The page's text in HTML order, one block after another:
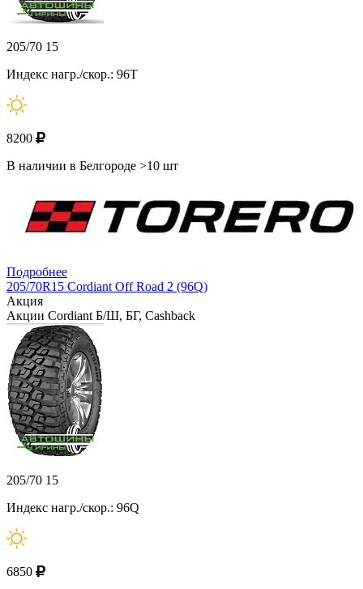
205/70 15
Индекс нагр./скор.: 96T
8200
В наличии в Белгороде >10 шт
Подробнее
205/70R15 Cordiant Off Road 2 (96Q)
Акция
Акции Cordiant Б/Ш, БГ, Cashback
205/70 15
Индекс нагр./скор.: 96Q
6850